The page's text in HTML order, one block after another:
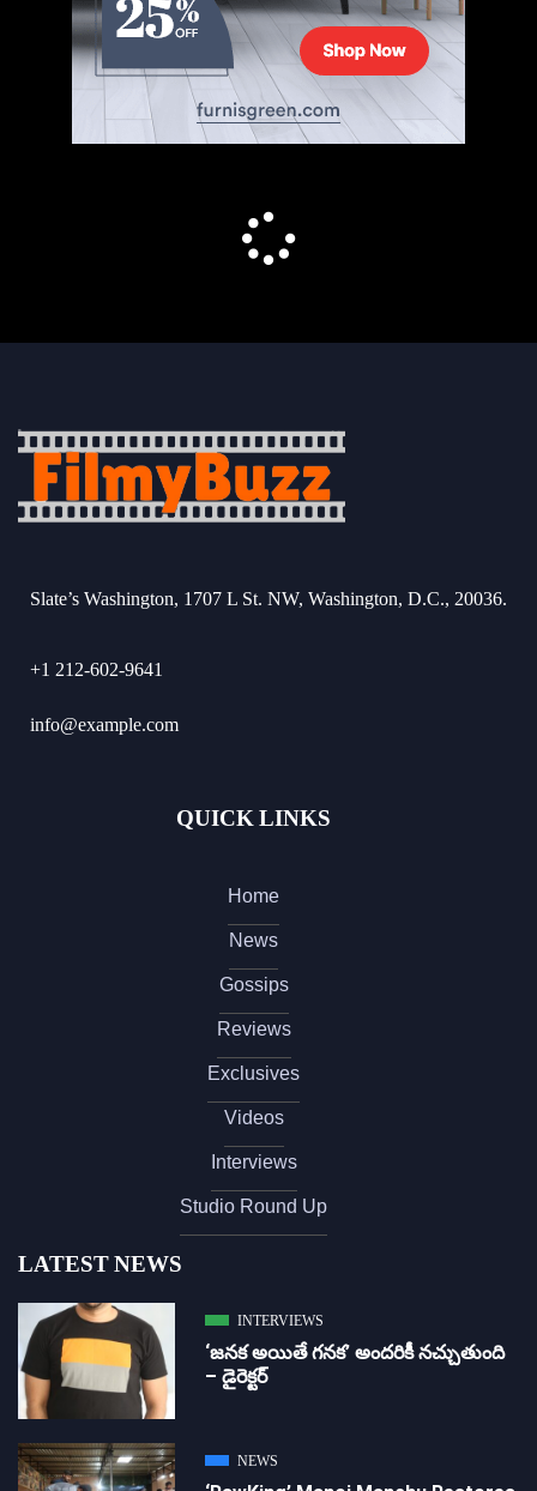
Slate’s Washington, 1707 L St. NW, Washington, D.C., 20036.
+1 212-602-9641
info@example.com
QUICK LINKS
Home
News
Gossips
Reviews
Exclusives
Videos
Interviews
Studio Round Up
LATEST NEWS
INTERVIEWS
‘జ‌న‌క అయితే గ‌న‌క‌’ అందరికీ నచ్చుతుంది
– డైరెక్ట‌ర్
NEWS